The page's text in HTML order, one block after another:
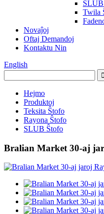
Twila
Novaĵoj
Oftaj Demandoj
Kontaktu Nin
English
Hejmo
Produktoj
Teksita Ŝtofo
Rayona Ŝtofo
SLUB Ŝtofo
Bralian Market 30-aj